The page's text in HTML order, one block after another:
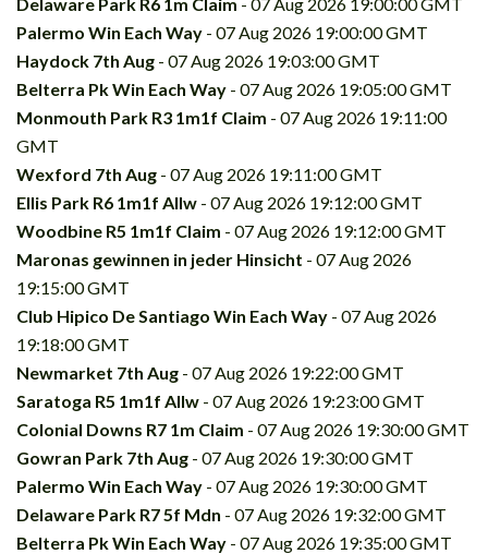
Palermo Win Each Way - 07 Aug 2026 19:00:00 GMT
Haydock 7th Aug - 07 Aug 2026 19:03:00 GMT
Belterra Pk Win Each Way - 07 Aug 2026 19:05:00 GMT
Monmouth Park R3 1m1f Claim - 07 Aug 2026 19:11:00
GMT
Wexford 7th Aug - 07 Aug 2026 19:11:00 GMT
Ellis Park R6 1m1f Allw - 07 Aug 2026 19:12:00 GMT
Woodbine R5 1m1f Claim - 07 Aug 2026 19:12:00 GMT
Maronas gewinnen in jeder Hinsicht - 07 Aug 2026
19:15:00 GMT
Club Hipico De Santiago Win Each Way - 07 Aug 2026
19:18:00 GMT
Newmarket 7th Aug - 07 Aug 2026 19:22:00 GMT
Saratoga R5 1m1f Allw - 07 Aug 2026 19:23:00 GMT
Colonial Downs R7 1m Claim - 07 Aug 2026 19:30:00 GMT
Gowran Park 7th Aug - 07 Aug 2026 19:30:00 GMT
Palermo Win Each Way - 07 Aug 2026 19:30:00 GMT
Delaware Park R7 5f Mdn - 07 Aug 2026 19:32:00 GMT
Belterra Pk Win Each Way - 07 Aug 2026 19:35:00 GMT